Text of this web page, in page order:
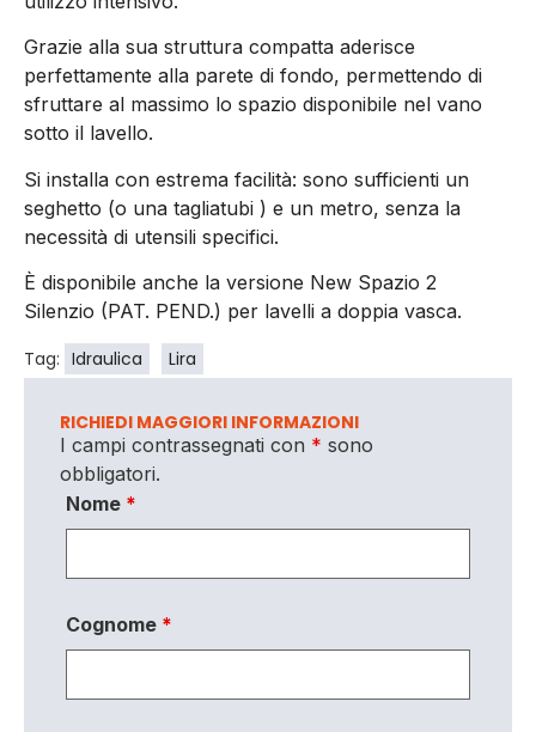
Grazie alla sua struttura compatta aderisce
perfettamente alla parete di fondo, permettendo di
sfruttare al massimo lo spazio disponibile nel vano
sotto il lavello.
Si installa con estrema facilità: sono sufficienti un
seghetto (o una tagliatubi ) e un metro, senza la
necessità di utensili specifici.
È disponibile anche la versione New Spazio 2
Silenzio (PAT. PEND.) per lavelli a doppia vasca.
Tag: Idraulica Lira
RICHIEDI MAGGIORI INFORMAZIONI
I campi contrassegnati con * sono
obbligatori.
Nome *
Cognome *